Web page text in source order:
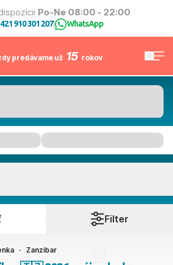
Po-Ne 08:00 - 22:00
910 301 207| WhatsApp
predávame už 15 rokov
Filter
Zanzibar